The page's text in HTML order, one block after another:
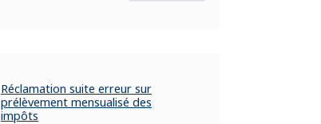
Réclamation suite erreur sur
prélèvement mensualisé des
impôts